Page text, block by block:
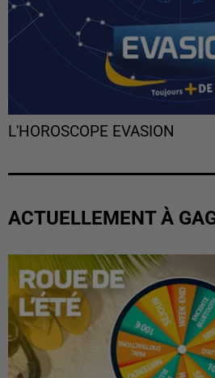
L'HOROSCOPE EVASION
ACTUELLEMENT À